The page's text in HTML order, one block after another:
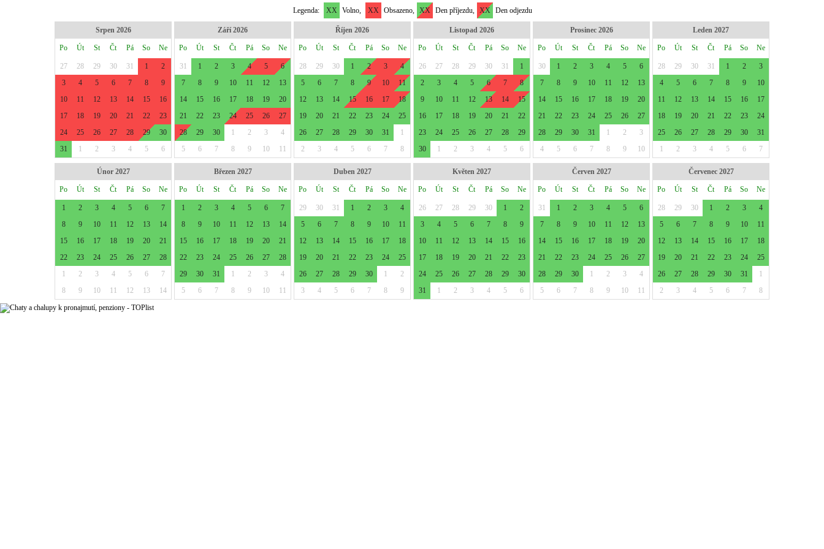
Legenda: XX Volno, XX Obsazeno, XX Den příjezdu, XX Den odjezdu
Srpen 2026
Po Út St Čt Pá So Ne
27 28 29 30 31 1
2
3
4 5 6 7 8
9
10
11 12 13 14 15
16
17
18 19 20 21 22
23
24
25 26 27 28 29
30
31
1 2 3 4 5 6
Září 2026
Po Út St Čt Pá So Ne
31 1 2 3 4 5
6
7
8 9 10 11 12
13
14
15 16 17 18 19
20
21
22 23 24 25 26
27
28
29 30 1 2 3
4
5
6 7 8 9 10 11
Říjen 2026
Po Út St Čt Pá So Ne
28 29 30 1 2 3
4
5
6 7 8 9 10
11
12
13 14 15 16 17
18
19
20 21 22 23 24
25
26
27 28 29 30 31
1
2
3 4 5 6 7 8
Listopad 2026
Po Út St Čt Pá So Ne
26 27 28 29 30 31
1
2
3 4 5 6 7
8
9
10 11 12 13 14
15
16
17 18 19 20 21
22
23
24 25 26 27 28
29
30
1 2 3 4 5 6
Prosinec 2026
Po Út St Čt Pá So Ne
30 1 2 3 4 5
6
7
8 9 10 11 12
13
14
15 16 17 18 19
20
21
22 23 24 25 26
27
28
29 30 31 1 2
3
4
5 6 7 8 9 10
Leden 2027
Po Út St Čt Pá So Ne
28 29 30 31 1 2
3
4
5 6 7 8 9
10
11
12 13 14 15 16
17
18
19 20 21 22 23
24
25
26 27 28 29 30
31
1
2 3 4 5 6 7
Únor 2027
Po Út St Čt Pá So Ne
1 2 3 4 5 6
7
8
9 10 11 12 13
14
15
16 17 18 19 20
21
22
23 24 25 26 27
28
1
2 3 4 5 6
7
8
9 10 11 12 13 14
Březen 2027
Po Út St Čt Pá So Ne
1 2 3 4 5 6
7
8
9 10 11 12 13
14
15
16 17 18 19 20
21
22
23 24 25 26 27
28
29
30 31 1 2 3
4
5
6 7 8 9 10 11
Duben 2027
Po Út St Čt Pá So Ne
29 30 31 1 2 3
4
5
6 7 8 9 10
11
12
13 14 15 16 17
18
19
20 21 22 23 24
25
26
27 28 29 30 1
2
3
4 5 6 7 8 9
Květen 2027
Po Út St Čt Pá So Ne
26 27 28 29 30 1
2
3
4 5 6 7 8
9
10
11 12 13 14 15
16
17
18 19 20 21 22
23
24
25 26 27 28 29
30
31
1 2 3 4 5 6
Červen 2027
Po Út St Čt Pá So Ne
31 1 2 3 4 5
6
7
8 9 10 11 12
13
14
15 16 17 18 19
20
21
22 23 24 25 26
27
28
29 30 1 2 3
4
5
6 7 8 9 10 11
Červenec 2027
Po Út St Čt Pá So Ne
28 29 30 1 2 3
4
5
6 7 8 9 10
11
12
13 14 15 16 17
18
19
20 21 22 23 24
25
26
27 28 29 30 31
1
2
3 4 5 6 7 8